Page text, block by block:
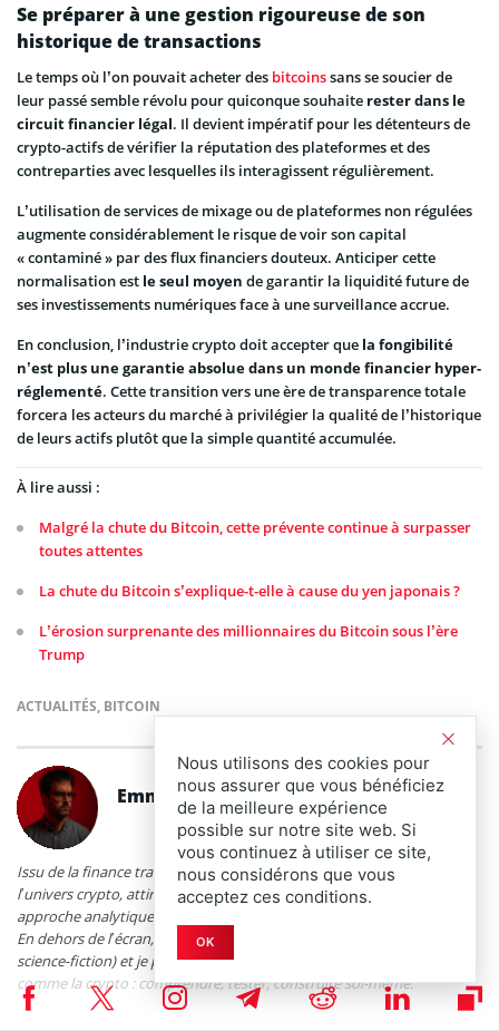
Se préparer à une gestion rigoureuse de son
historique de transactions
Le temps où l’on pouvait acheter des bitcoinssans se soucier de
leur passé semble révolu pour quiconque souhaite rester dans le
circuit financier légal. Il devient impératif pour les détenteurs de
crypto-actifs de vérifier la réputation des plateformes et des
contreparties avec lesquelles ils interagissent régulièrement.
L’utilisation de services de mixage ou de plateformes non régulées
augmente considérablement le risque de voir son capital
« contaminé » par des flux financiers douteux. Anticiper cette
normalisation est le seul moyen de garantir la liquidité future de
ses investissements numériques face à une surveillance accrue.
En conclusion, l’industrie crypto doit accepter que la fongibilité
n’est plus une garantie absolue dans un monde financier hyper-
réglementé. Cette transition vers une ère de transparence totale
forcera les acteurs du marché à privilégier la qualité de l’historique
de leurs actifs plutôt que la simple quantité accumulée.
À lire aussi :
Malgré la chute du Bitcoin, cette prévente continue à surpasser
toutes attentes
La chute du Bitcoin s’explique-t-elle à cause du yen japonais ?
L’érosion surprenante des millionnaires du Bitcoin sous l’ère
Trump
ACTUALITÉS, BITCOIN
Emmanuel Roux
Issu de la finance traditionnelle, j’ai naturellement basculé vers
l’univers crypto, attiré par son potentiel. Je souhaite y apporter mon
approche analytique et rationnelle, tout en conservant ma curiosité.
En dehors de l’écran, je lis beaucoup (économie, essais, un peu de
science-fiction) et je prends plaisir à bricoler. Le DIY, pour moi, c’est
comme la crypto : comprendre, tester, construire soi-même.
Nous utilisons des cookies pour
nous assurer que vous bénéficiez
de la meilleure expérience
possible sur notre site web. Si
vous continuez à utiliser ce site,
nous considérons que vous
acceptez ces conditions.
OK